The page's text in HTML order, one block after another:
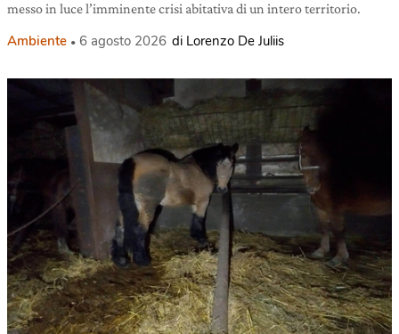
messo in luce l’imminente crisi abitativa di un intero territorio.
Ambiente 6 agosto 2026 di Lorenzo De Juliis